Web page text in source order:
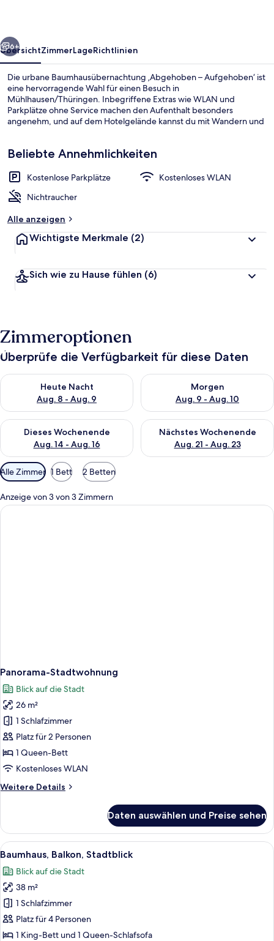
Außenbereich
Weiter
6+
ÜbersichtZimmerLageRichtlinien
Die urbane Baumhausübernachtung ‚Abgehoben – Aufgehoben‘ ist
eine hervorragende Wahl für einen Besuch in
Mühlhausen/Thüringen. Inbegriffene Extras wie WLAN und
Parkplätze ohne Service machen den Aufenthalt besonders
angenehm, und auf dem Hotelgelände kannst du mit Wandern und
Beliebte Annehmlichkeiten
Kostenlose Parkplätze
Kostenloses WLAN
Nichtraucher
Alle anzeigen
Wichtigste Merkmale (2)
Sich wie zu Hause fühlen (6)
Zimmeroptionen
Überprüfe die Verfügbarkeit für diese Daten
Heute Nacht
Aug. 8 - Aug. 9
Überprüfe die Verfügbarkeit für heute Nacht, Aug. 8 - Aug. 9.
Morgen
Aug. 9 - Aug. 10
Überprüfe die Verfügbarkeit
Dieses Wochenende
Aug. 14 - Aug. 16
Überprüfe die Verfügbarkeit für dieses Wochenende, Aug. 14
Nächstes Wochenende
Aug. 21 - Aug. 23
Überprüfe die Verfügbarkeit
Verfügbare
Filter
für
Zimmer
Alle Zimmer 1 Bett 2 Betten
Anzeige von 3 von 3 Zimmern
Panorama-Stadtwohnung
Blick auf die Stadt
26 m²
1 Schlafzimmer
Platz für 2 Personen
1 Queen-Bett
Kostenloses WLAN
Weitere Details
Weitere
Stadtwohnung
Daten auswählen und Preise sehen
Alle
Fotos
für
Baumhaus,
Balkon,
Stadtblick
anzeigen
1 Schlafzimmer, Daunenbettdecken,
5
Baumhaus, Balkon, Stadtblick
Blick auf die Stadt
38 m²
1 Schlafzimmer
Platz für 4 Personen
1 King-Bett und 1 Queen-Schlafsofa